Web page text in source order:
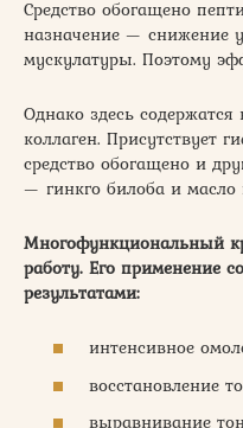
Средство обогащено
назначение — снижение
мускулатуры. Поэтому
Однако здесь
коллаген. Присутствует
средство обогащено и
— гинкго билоба и
Многофункциональный
работу. Его применение
результатами:
интенсивное
восстановление
выравнивание